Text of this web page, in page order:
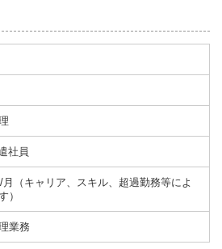
社員
（キャリア、スキル、超過勤務等によ
）
業務